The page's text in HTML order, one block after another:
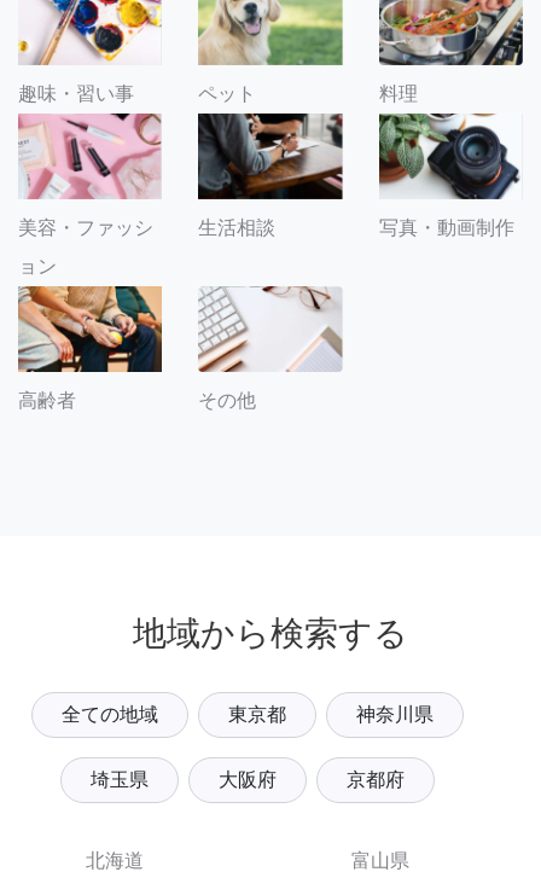
趣味・習い事 ペット 料理
美容・ファッシ
ョン
生活相談 写真・動画制作
高齢者 その他
地域から検索する
全ての地域 東京都 神奈川県
埼玉県 大阪府 京都府
北海道
富山県